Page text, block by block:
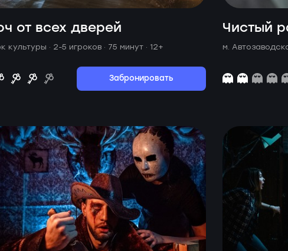
от всех дверей
культуры · 2-5 игроков · 75 минут · 12+
Забронировать
Чистый
м.